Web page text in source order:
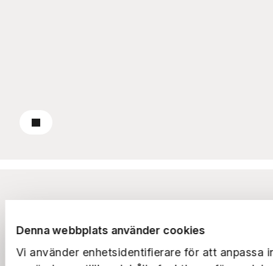
Denna webbplats använder cookies
Vi använder enhetsidentifierare för att anpassa
Till pressrummet